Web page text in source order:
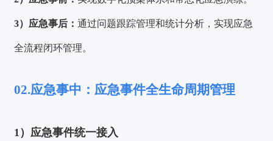
3）应急事后：通过问题跟踪管理和统计分析，实现应急
全流程闭环管理。
02.应急事中：应急事件全生命周期管理
1）应急事件统一接入